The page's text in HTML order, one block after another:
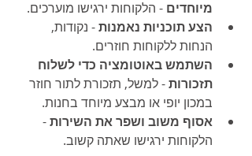
מיוחדים - הלקוחות ירגישו מוערכים.
הצע תוכניות נאמנות - נקודות,
הנחות ללקוחות חוזרים.
השתמש באוטומציה כדי לשלוח
תזכורות - למשל, תזכורת לתור חוזר
במכון יופי או מבצע מיוחד בחנות.
אסוף משוב ושפר את השירות -
הלקוחות ירגישו שאתה קשוב.